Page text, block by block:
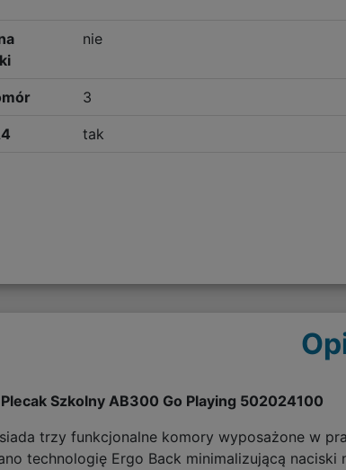
nie
3
tak
Szkolny AB300 Go Playing 502024100
trzy funkcjonalne komory wyposażone w
technologię Ergo Back minimalizującą